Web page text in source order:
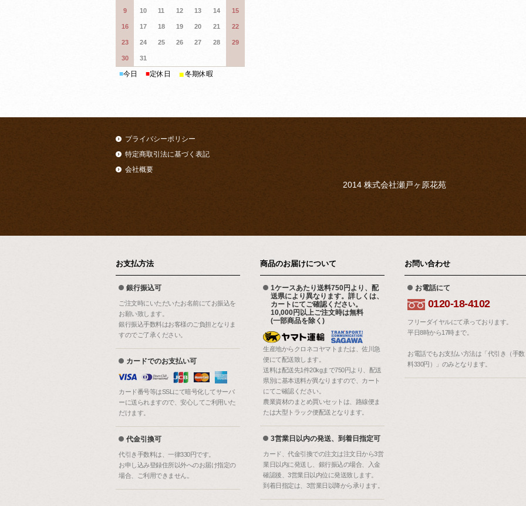
9 10 11 12 13 14 15
16 17 18 19 20 21 22
23 24 25 26 27 28 29
30 31
■今日 ■定休日 ■冬期休暇
プライバシーポリシー
特定商取引法に基づく表記
会社概要
2014 株式会社瀬戸ヶ原花苑
お支払方法
銀行振込可
ご注文時にいただいたお名前にてお振込を
お願い致します。
銀行振込手数料はお客様のご負担となりま
すのでご了承ください。
カードでのお支払い可
カード番号等はSSLにて暗号化してサーバ
ーに送られますので、安心してご利用いた
だけます。
代金引換可
代引き手数料は、一律330円です。
お申し込み登録住所以外へのお届け指定の
場合、ご利用できません。
商品のお届けについて
1ケースあたり送料750円より、配
送県により異なります。詳しくは、
カートにてご確認ください。
10,000円以上ご注文時は無料
(一部商品を除く)
生産地からクロネコヤマトまたは、佐川急
便にて配送致します。
送料は配送先1件20kgまで750円より、配送
県別に基本送料が異なりますので、カート
にてご確認ください。
農業資材のまとめ買いセットは、路線便ま
たは大型トラック便配送となります。
3営業日以内の発送、到着日指定可
カード、代金引換での注文は注文日から3営
業日以内に発送し、銀行振込の場合、入金
確認後、3営業日以内位に発送致します。
到着日指定は、3営業日以降から承ります。
お問い合わせ
お電話にて
0120-18-4102
フリーダイヤルにて承っております。
平日8時から17時まで。
お電話でもお支払い方法は「代引き（手数
料330円）」のみとなります。